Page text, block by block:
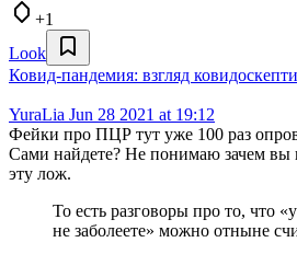
+1
Look
Ковид-пандемия: взгляд
YuraLia Jun 28 2021 at 19:12
Фейки про ПЦР тут уже 100 раз
Сами найдете? Не понимаю зачем вы
эту лож.
То есть разговоры про то, что
не заболеете» можно отныне